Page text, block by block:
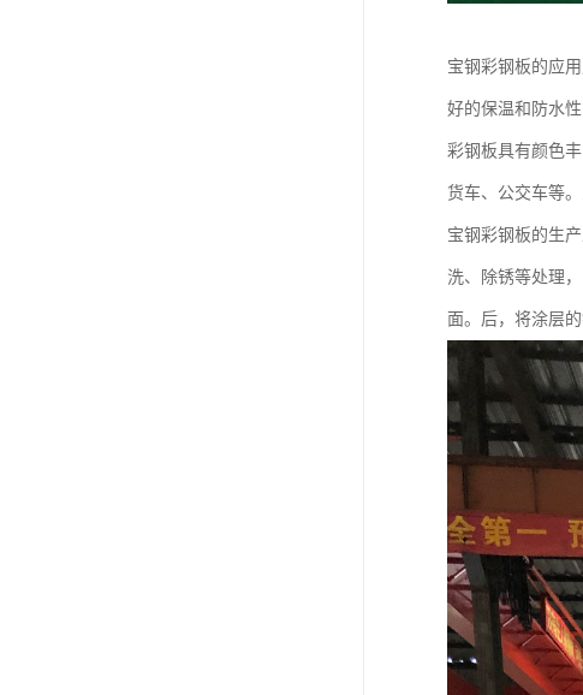
宝钢彩钢板的应
好的保温和防水
彩钢板具有颜色
货车、公交车等
宝钢彩钢板的生
洗、除锈等处理
面。后，将涂层